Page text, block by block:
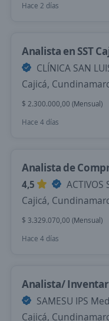
Hace 2 días
Analista en SST
CLÍNICA SAN
Cajicá,
$ 2.300.000,00 (Mensual)
Hace 4 días
Analista de
4,5
ACTIVOS
Cajicá,
$ 3.329.070,00 (Mensual)
Hace 4 días
Analista/
SAMESU IPS
Cajicá,